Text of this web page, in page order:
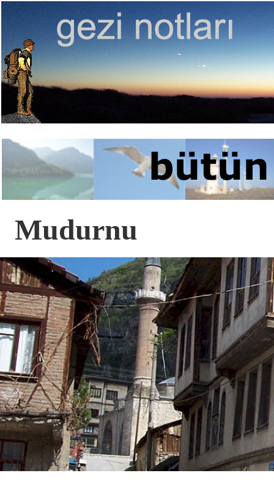
Mudurnu